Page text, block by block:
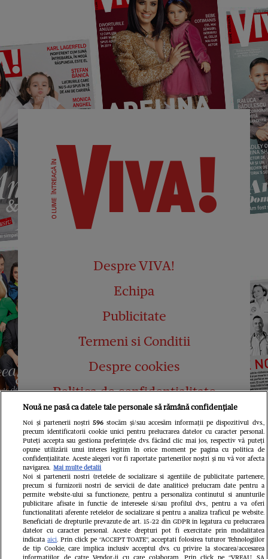
Despre VIVA!
Echipa
Publicitate
Termeni si Conditii
Despre cookies
Politica de confidențialitate
Abonamente
Contact
Pariază responsabil! Decizia ONJN nr.
821/25.09.2025.
Jocurile de noroc sunt interzise minorilor.
Nouă ne pasă ca datele tale personale să rămână confidențiale
Noi și partenerii noștri 596stocăm și/sau accesăm informații pe dispozitivul dvs.,
precum identificatorii cookie unici pentru prelucrarea datelor cu caracter personal.
Puteți accepta sau gestiona preferințele dvs. făcând clic mai jos, respectiv vă puteți
opune utilizării unui interes legitim în orice moment pe pagina cu politica de
confidențialitate. Aceste alegeri vor fi raportate partenerilor noștri și nu vă vor afecta
navigarea. Mai multe detalii
Noi si partenerii nostri (retelele de socializare si agentiile de publicitate partenere,
precum si furnizorii nostri de servicii de date analitice) prelucram date pentru a
permite website-ului sa functioneze, pentru a personaliza continutul si anunturile
publicitare afisate in functie de interesele si/sau profilul dvs., pentru a va oferi
functionalitati aferente retelelor de socializare si pentru a analiza traficul pe website.
Beneficiati de drepturile prevazute de art. 15-22 din GDPR in legatura cu prelucrarea
datelor cu caracter personal. Aceste drepturi pot fi exercitate prin modalitatea
indicataaici. Prin click pe “ACCEPT TOATE”, acceptati folosirea tuturor Tehnologiilor
de tip Cookie, care implica inclusiv acceptul dvs. cu privire la stocarea/accesarea
informatiilor de catre Vendor-ii cu care colaboram. Prin click pe “VREAU SA